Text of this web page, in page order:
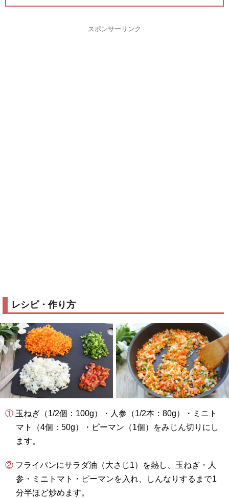
スポンサーリンク
レシピ・作り方
① 玉ねぎ（1/2個：100g）・人参（1/2本：80g）・ミニト
マト（4個：50g）・ピーマン（1個）をみじん切りにし
ます。
② フライパンにサラダ油（大さじ1）を熱し、玉ねぎ・人
参・ミニトマト・ピーマンを入れ、しんなりするまで1
分半ほど炒めます。